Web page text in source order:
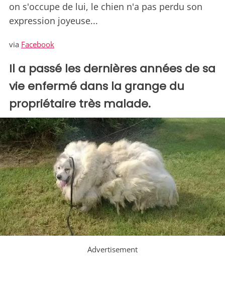
on s'occupe de lui, le chien n'a pas perdu son
expression joyeuse...
via Facebook
Il a passé les dernières années de sa
vie enfermé dans la grange du
propriétaire très malade.
Advertisement